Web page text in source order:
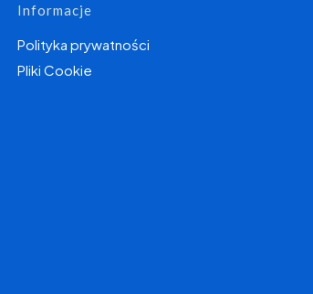
Informacje
Polityka prywatności
Pliki Cookie